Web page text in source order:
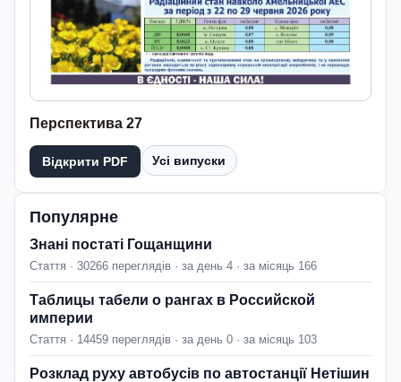
Перспектива 27
Відкрити PDF Усі випуски
Популярне
Знані постаті Гощанщини
Стаття · 30266 переглядів · за день 4 · за місяць 166
Таблицы табели о рангах в Российской
империи
Стаття · 14459 переглядів · за день 0 · за місяць 103
Розклад руху автобусів по автостанції Нетішин